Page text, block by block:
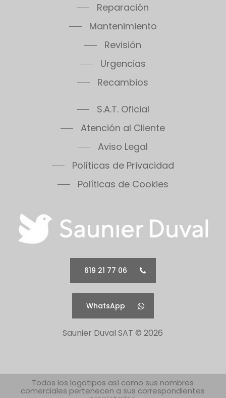
Reparación
Mantenimiento
Revisión
Urgencias
Recambios
S.A.T. Oficial
Atención al Cliente
Aviso Legal
Políticas de Privacidad
Políticas de Cookies
619 21 77 06
WhatsApp
Saunier Duval SAT ©2026
Todos los logotipos así como sus nombres
comerciales pertenecen a sus correspondientes